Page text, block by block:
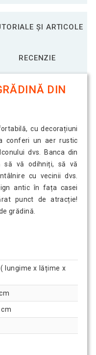
ȘI ARTICOLE
RECENZIE
DIN
cu decorațiuni
conferi un aer rustic
dvs. Banca din
să vă odihniți, să vă
cu vecinii dvs.
antic în fața casei
punct de atracție!
grădină.
lungime x lățime x